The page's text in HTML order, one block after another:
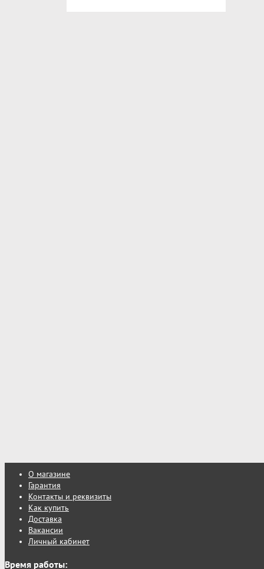
О магазине
Гарантия
Контакты и реквизиты
Как купить
Доставка
Вакансии
Личный кабинет
Время работы: